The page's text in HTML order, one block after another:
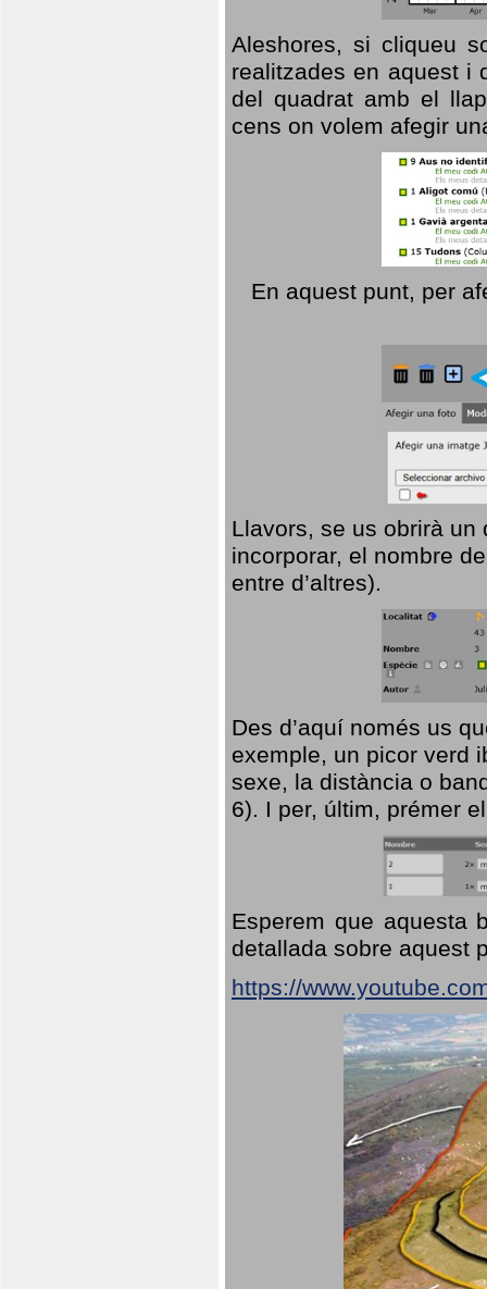
Aleshores, si cliqueu
realitzades en aquest i
del quadrat amb el
cens on volem afegir
En aquest punt, per
Llavors, se us obrirà
incorporar, el nombre
entre d’altres).
Des d’aquí només us
exemple, un picor verd
sexe, la distància o
6). I per, últim, prémer
Esperem que aquesta
detallada sobre aquest
https://